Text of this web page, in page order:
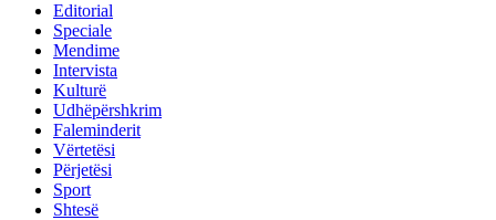
Editorial
Speciale
Mendime
Intervista
Kulturë
Udhëpërshkrim
Faleminderit
Vërtetësi
Përjetësi
Sport
Shtesë